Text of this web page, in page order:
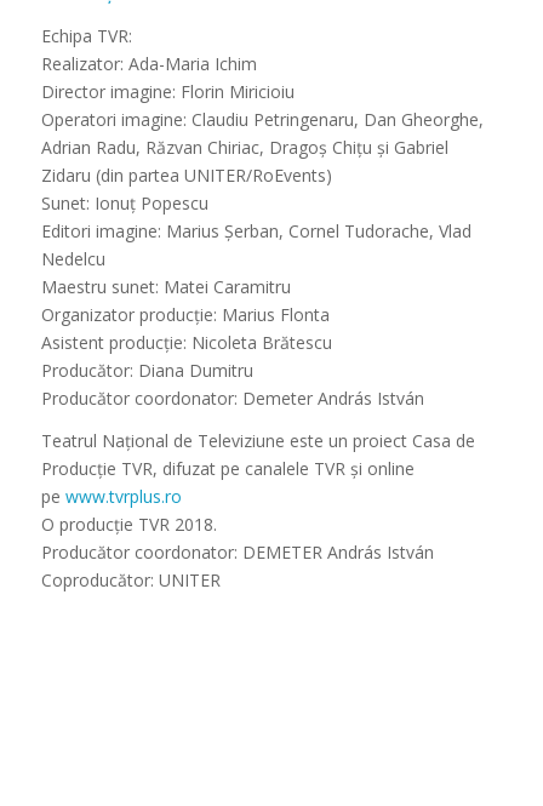
Echipa TVR:
Realizator: Ada-Maria Ichim
Director imagine: Florin Miricioiu
Operatori imagine: Claudiu Petringenaru, Dan Gheorghe,
Adrian Radu, Răzvan Chiriac, Dragoș Chițu și Gabriel
Zidaru (din partea UNITER/RoEvents)
Sunet: Ionuț Popescu
Editori imagine: Marius Șerban, Cornel Tudorache, Vlad
Nedelcu
Maestru sunet: Matei Caramitru
Organizator producție: Marius Flonta
Asistent producție: Nicoleta Brătescu
Producător: Diana Dumitru
Producător coordonator: Demeter András István
Teatrul Național de Televiziune este un proiect Casa de
Producție TVR, difuzat pe canalele TVR și online
pe www.tvrplus.ro
O producție TVR 2018.
Producător coordonator: DEMETER András István
Coproducător: UNITER